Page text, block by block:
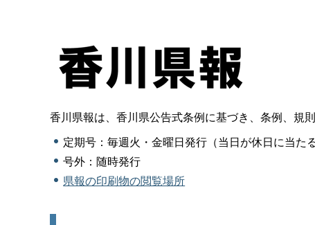
香川県報は、香川県公告式条例に基づき、条例、規
定期号：毎週火・金曜日発行（当日が休日に当た
号外：随時発行
県報の印刷物の閲覧場所